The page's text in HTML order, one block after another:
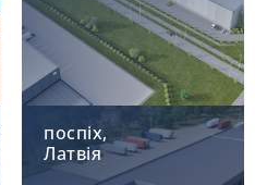
поспіх,
Латвія